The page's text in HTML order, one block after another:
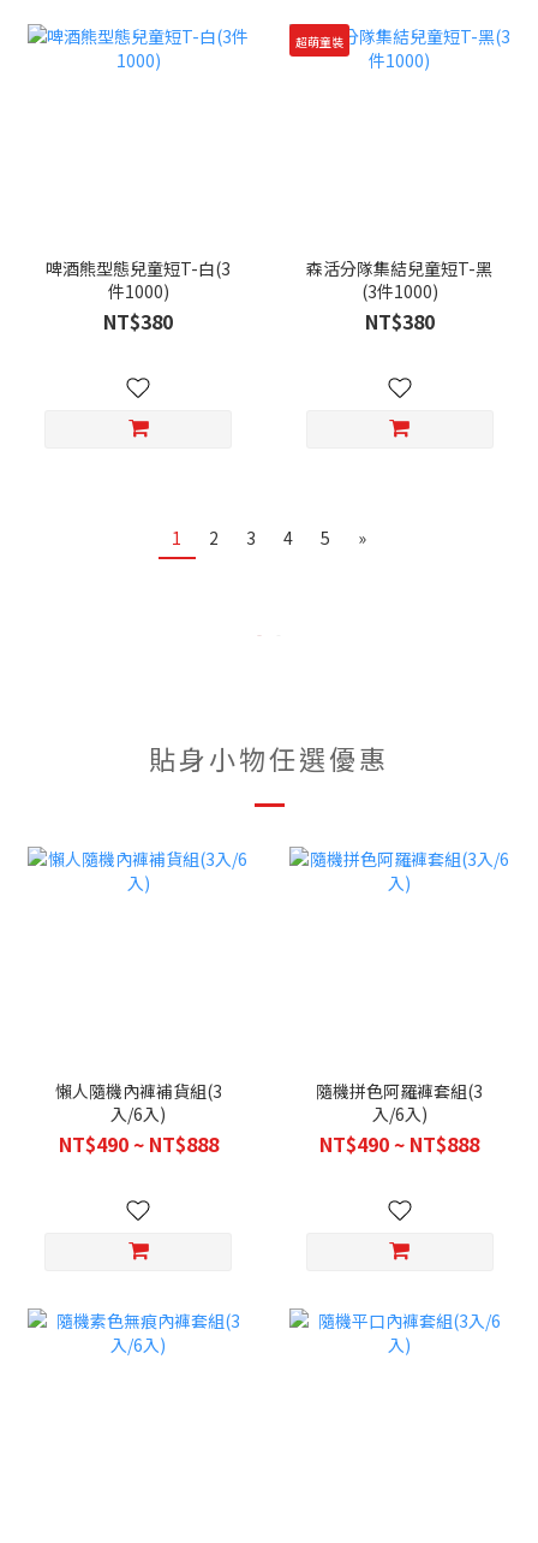
啤酒熊型態兒童短T-白(3
件1000)
NT$380
超萌童裝
森活分隊集結兒童短T-黑
(3件1000)
NT$380
1 2 3 4 5 »
貼身小物任選優惠
懶人隨機內褲補貨組(3
入/6入)
NT$490 ~ NT$888
隨機拼色阿羅褲套組(3
入/6入)
NT$490 ~ NT$888